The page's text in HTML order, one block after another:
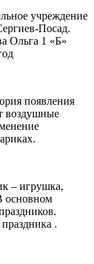
учреждение
Посад.
Ольга 1 «Б»
появления
воздушные
– игрушка,
основном
.